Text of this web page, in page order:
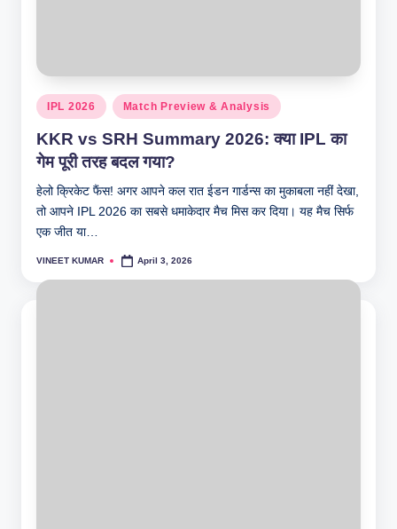
Posted
in
IPL 2026 Match Preview & Analysis
KKR vs SRH Summary 2026: क्या IPL का
गेम पूरी तरह बदल गया?
हेलो क्रिकेट फैंस! अगर आपने कल रात ईडन गार्डन्स का मुकाबला नहीं देखा,
तो आपने IPL 2026 का सबसे धमाकेदार मैच मिस कर दिया। यह मैच सिर्फ
एक जीत या…
Posted
VINEET KUMAR April 3, 2026